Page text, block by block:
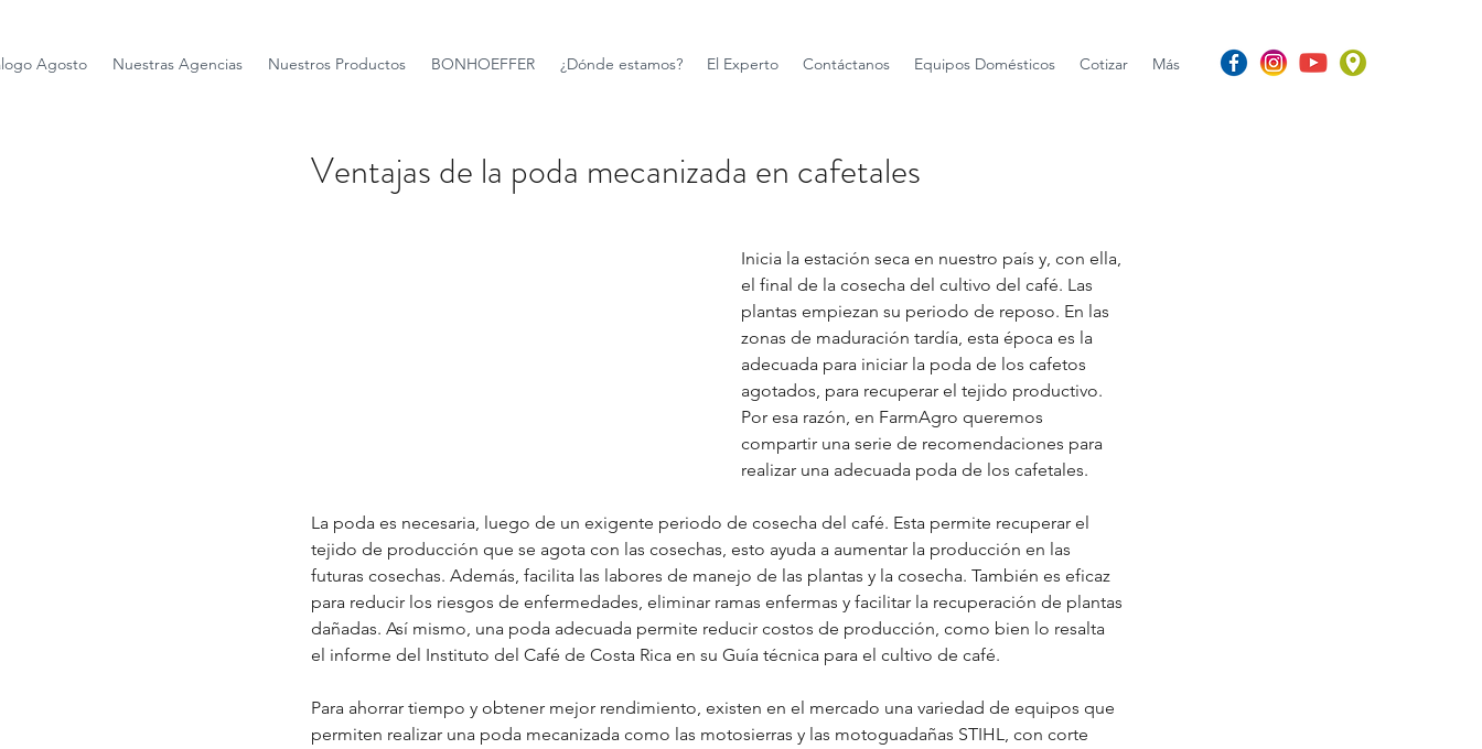
Agosto Nuestras Agencias Nuestros Productos BONHOEFFER ¿Dónde estamos? El Experto Contáctanos Equipos Domésticos Cotizar Más
Ventajas de la poda mecanizada en cafetales
Inicia la estación seca en nuestro país y, con ella,
el final de la cosecha del cultivo del café. Las
plantas empiezan su periodo de reposo. En las
zonas de maduración tardía, esta época es la
adecuada para iniciar la poda de los cafetos
agotados, para recuperar el tejido productivo.
Por esa razón, en FarmAgro queremos
compartir una serie de recomendaciones para
realizar una adecuada poda de los cafetales.
La poda es necesaria, luego de un exigente periodo de cosecha del café. Esta permite recuperar el
tejido de producción que se agota con las cosechas, esto ayuda a aumentar la producción en las
futuras cosechas. Además, facilita las labores de manejo de las plantas y la cosecha. También es eficaz
para reducir los riesgos de enfermedades, eliminar ramas enfermas y facilitar la recuperación de plantas
dañadas. Así mismo, una poda adecuada permite reducir costos de producción, como bien lo resalta
el informe del Instituto del Café de Costa Rica en su Guía técnica para el cultivo de café.
Para ahorrar tiempo y obtener mejor rendimiento, existen en el mercado una variedad de equipos que
permiten realizar una poda mecanizada como las motosierras y las motoguadañas STIHL, con corte